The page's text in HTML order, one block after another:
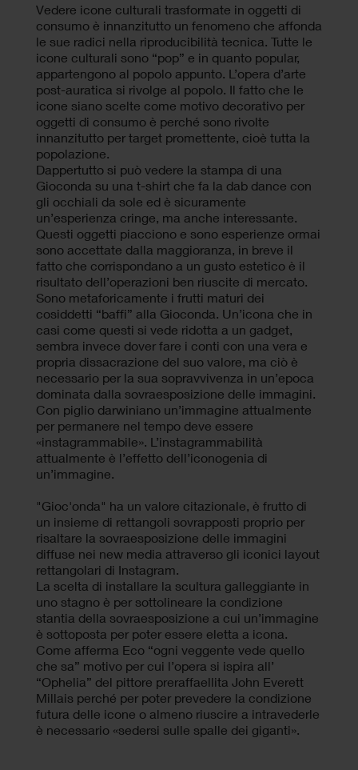
Vedere icone culturali trasformate in oggetti di
consumo è innanzitutto un fenomeno che affonda
le sue radici nella riproducibilità tecnica. Tutte le
icone culturali sono “pop” e in quanto popular,
appartengono al popolo appunto. L’opera d’arte
post-auratica si rivolge al popolo. Il fatto che le
icone siano scelte come motivo decorativo per
oggetti di consumo è perché sono rivolte
innanzitutto per target promettente, cioè tutta la
popolazione.
Dappertutto si può vedere la stampa di una
Gioconda su una t-shirt che fa la dab dance con
gli occhiali da sole ed è sicuramente
un’esperienza cringe, ma anche interessante.
Questi oggetti piacciono e sono esperienze ormai
sono accettate dalla maggioranza, in breve il
fatto che corrispondano a un gusto estetico è il
risultato dell’operazioni ben riuscite di mercato.
Sono metaforicamente i frutti maturi dei
cosiddetti “baffi” alla Gioconda. Un’icona che in
casi come questi si vede ridotta a un gadget,
sembra invece dover fare i conti con una vera e
propria dissacrazione del suo valore, ma ciò è
necessario per la sua sopravvivenza in un’epoca
dominata dalla sovraesposizione delle immagini.
Con piglio darwiniano un’immagine attualmente
per permanere nel tempo deve essere
«instagrammabile». L’instagrammabilità
attualmente è l’effetto dell’iconogenia di
un’immagine.
"Gioc'onda" ha un valore citazionale, è frutto di
un insieme di rettangoli sovrapposti proprio per
risaltare la sovraesposizione delle immagini
diffuse nei new media attraverso gli iconici layout
rettangolari di Instagram.
La scelta di installare la scultura galleggiante in
uno stagno è per sottolineare la condizione
stantia della sovraesposizione a cui un’immagine
è sottoposta per poter essere eletta a icona.
Come afferma Eco “ogni veggente vede quello
che sa” motivo per cui l’opera si ispira all’
“Ophelia” del pittore preraffaellita John Everett
Millais perché per poter prevedere la condizione
futura delle icone o almeno riuscire a intravederle
è necessario «sedersi sulle spalle dei giganti».